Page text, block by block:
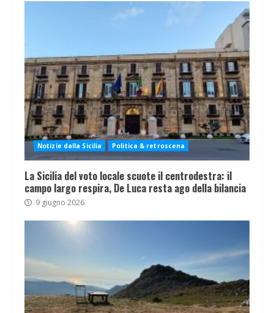
Notizie dalla Sicilia Politica & retroscena
La Sicilia del voto locale scuote il centrodestra: il
campo largo respira, De Luca resta ago della bilancia
9 giugno 2026